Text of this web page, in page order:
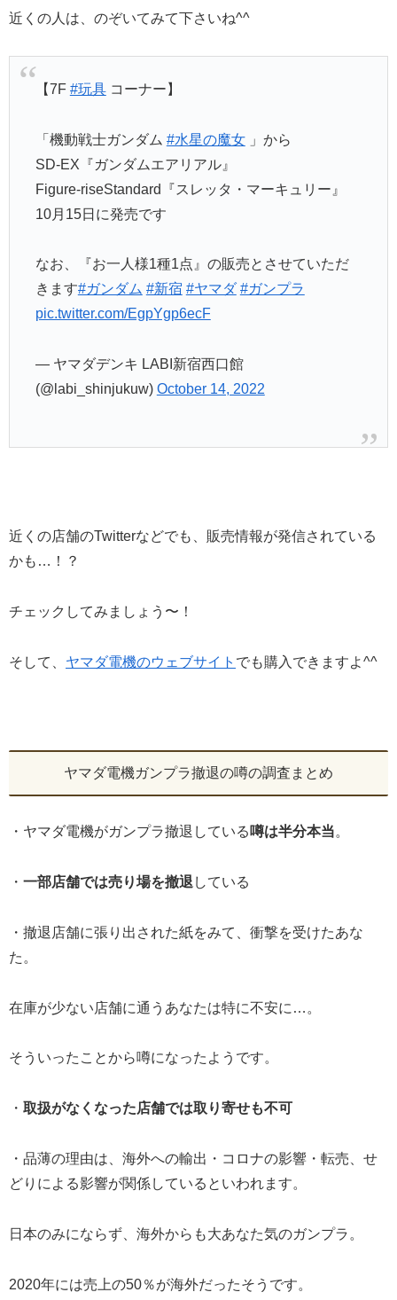
近くの人は、のぞいてみて下さいね^^
【7F #玩具コーナー】
「機動戦士ガンダム #水星の魔女」から
SD-EX『ガンダムエアリアル』
Figure-riseStandard『スレッタ・マーキュリー』
10月15日に発売です
なお、『お一人様1種1点』の販売とさせていただ
きます#ガンダム #新宿 #ヤマダ #ガンプラ
pic.twitter.com/EgpYgp6ecF
— ヤマダデンキ LABI新宿西口館
(@labi_shinjukuw) October 14, 2022
近くの店舗のTwitterなどでも、販売情報が発信されている
かも…！？
チェックしてみましょう〜！
そして、 ヤマダ電機のウェブサイト でも購入できますよ^^
ヤマダ電機ガンプラ撤退の噂の調査まとめ
・ヤマダ電機がガンプラ撤退している 噂は半分本当。
・ 一部店舗では売り場を撤退 している
・撤退店舗に張り出された紙をみて、衝撃を受けたあな
た。
在庫が少ない店舗に通うあなたは特に不安に…。
そういったことから噂になったようです。
・ 取扱がなくなった店舗では取り寄せも不可
・品薄の理由は、海外への輸出・コロナの影響・転売、せ
どりによる影響が関係しているといわれます。
日本のみにならず、海外からも大あなた気のガンプラ。
2020年には売上の50％が海外だったそうです。